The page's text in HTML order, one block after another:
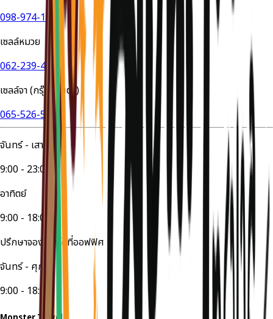
098-974-1649
เซลล์หมวย
062-239-4524
เซลล์จา (กรุ๊ปส่วนตัว)
065-526-5447
จันทร์ - เสาร์
9:00 - 23:00
อาทิตย์
9:00 - 18:00
ปรึกษาจองทัวร์ได้ที่ออฟฟิศ
จันทร์ - ศุกร์
9:00 - 18:00